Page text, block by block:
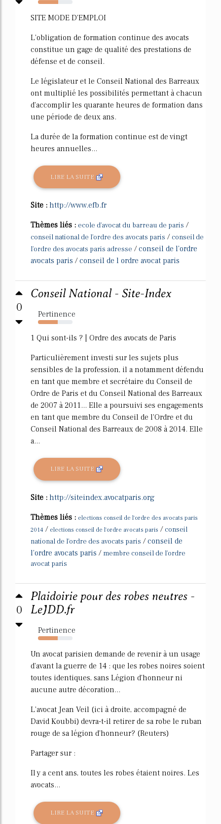
58%
SITE MODE D'EMPLOI
L'obligation de formation continue des avocats
constitue un gage de qualité des prestations de
défense et de conseil.
Le législateur et le Conseil National des Barreaux
ont multiplié les possibilités permettant à chacun
d'accomplir les quarante heures de formation dans
une période de deux ans.
La durée de la formation continue est de vingt
heures annuelles...
LIRE LA SUITE
Site : http://www.efb.fr
Thèmes liés : ecole d'avocat du barreau de paris /
conseil national de l'ordre des avocats paris / conseil de
l'ordre des avocats paris adresse /conseil de l'ordre
avocats paris /conseil de l ordre avocat paris
0
Conseil National - Site-Index
Pertinence
57%
1 Qui sont-ils ? | Ordre des avocats de Paris
Particulièrement investi sur les sujets plus
sensibles de la profession, il a notamment défendu
en tant que membre et secrétaire du Conseil de
Ordre de Paris et du Conseil National des Barreaux
de 2007 à 2011... Elle a poursuivi ses engagements
en tant que membre du Conseil de l'Ordre et du
Conseil National des Barreaux de 2008 à 2014. Elle
a...
LIRE LA SUITE
Site : http://siteindex.avocatparis.org
Thèmes liés : elections conseil de l'ordre des avocats paris
2014 / elections conseil de l'ordre avocats paris / conseil
national de l'ordre des avocats paris /conseil de
l'ordre avocats paris / membre conseil de l'ordre
avocat paris
0
Plaidoirie pour des robes neutres -
LeJDD.fr
Pertinence
57%
Un avocat parisien demande de revenir à un usage
d'avant la guerre de 14 : que les robes noires soient
toutes identiques, sans Légion d'honneur ni
aucune autre décoration...
L'avocat Jean Veil (ici à droite, accompagné de
David Koubbi) devra-t-il retirer de sa robe le ruban
rouge de sa légion d'honneur? (Reuters)
Partager sur :
Il y a cent ans, toutes les robes étaient noires. Les
avocats...
LIRE LA SUITE